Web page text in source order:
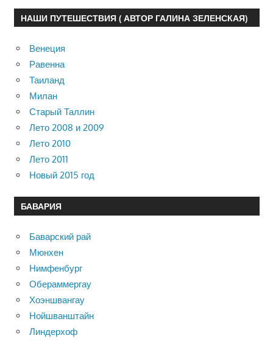
НАШИ ПУТЕШЕСТВИЯ ( АВТОР ГАЛИНА ЗЕЛЕНСКАЯ)
Венеция
Равенна
Таиланд
Милан
Старый Таллин
Лето 2008 и 2009
Лето 2010
Лето 2011
Новый 2015 год
БАВАРИЯ
Баварский рай
Мюнхен
Нимфенбург
Обераммергау
Хоэншвангау
Нойшванштайн
Линдерхоф